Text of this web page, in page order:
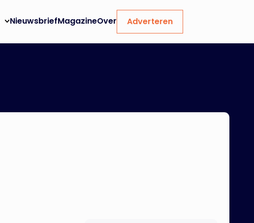
NieuwsbriefMagazineOver Adverteren